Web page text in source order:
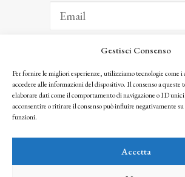
Gestisci Consenso
Per fornire le migliori esperienze, utilizziamo tecnologie come i
accedere alle informazioni del dispositivo. Il consenso a queste
elaborare dati come il comportamento di navigazione o ID
acconsentire o ritirare il consenso può influire negativamente
funzioni.
Accetta
ISCRIVITI
Facendo clic per iscriverti, riconosci che le tue
seguendo la nostra Privacy Policy
© 2025 Istituto Matteucci. All right reserved
l’autorizzazione scritta dei proprietari dei diritti e dell’Istituto